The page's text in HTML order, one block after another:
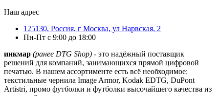
Наш адрес
125130, Россия, г Москва, ул Нарвская, 2
Пн-Пт с 9:00 до 18:00
инкмар (ранее DTG Shop) - это надёжный поставщик
решений для компаний, занимающихся прямой цифровой
печатью. В нашем ассортименте есть всё необходимое:
текстильные чернила Image Armor, Kodak EDTG, DuPont
Artistri, промо футболки и футболки высочайшего качества из